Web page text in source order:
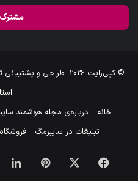
خود
وارد
© کپی‌رایت 2026 طراحی و
خانه
درباره‌ی مجله هوشمند
تبلیغات در سایبرمگ
فیس ‫پین‌ترست